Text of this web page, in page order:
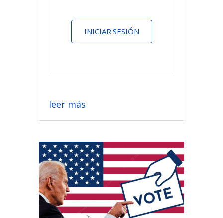
INICIAR SESIÓN
leer más